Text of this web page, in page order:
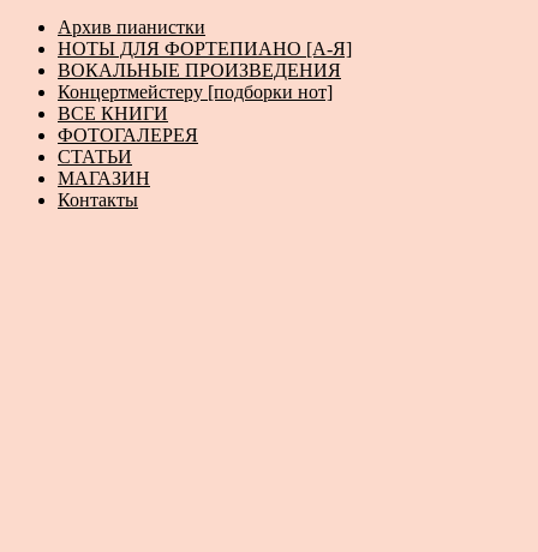
Архив пианистки
НОТЫ ДЛЯ ФОРТЕПИАНО [А-Я]
ВОКАЛЬНЫЕ ПРОИЗВЕДЕНИЯ
Концертмейстеру [подборки нот]
ВСЕ КНИГИ
ФОТОГАЛЕРЕЯ
СТАТЬИ
МАГАЗИН
Контакты